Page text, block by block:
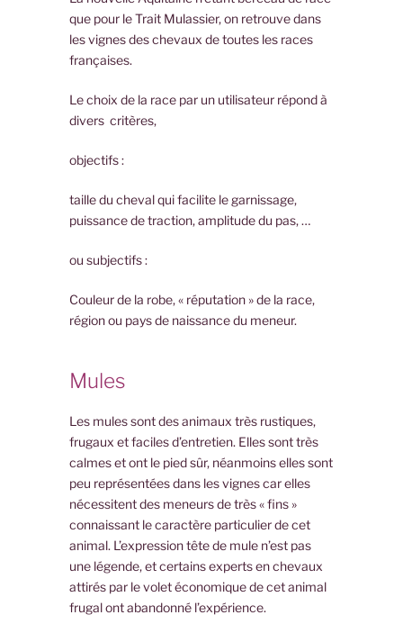
que pour le Trait Mulassier, on retrouve dans
les vignes des chevaux de toutes les races
françaises.
Le choix de la race par un utilisateur répond à
divers critères,
objectifs :
taille du cheval qui facilite le garnissage,
puissance de traction, amplitude du pas, …
ou subjectifs :
Couleur de la robe, « réputation » de la race,
région ou pays de naissance du meneur.
Mules
Les mules sont des animaux très rustiques,
frugaux et faciles d’entretien. Elles sont très
calmes et ont le pied sûr, néanmoins elles sont
peu représentées dans les vignes car elles
nécessitent des meneurs de très « fins »
connaissant le caractère particulier de cet
animal. L’expression tête de mule n’est pas
une légende, et certains experts en chevaux
attirés par le volet économique de cet animal
frugal ont abandonné l’expérience.